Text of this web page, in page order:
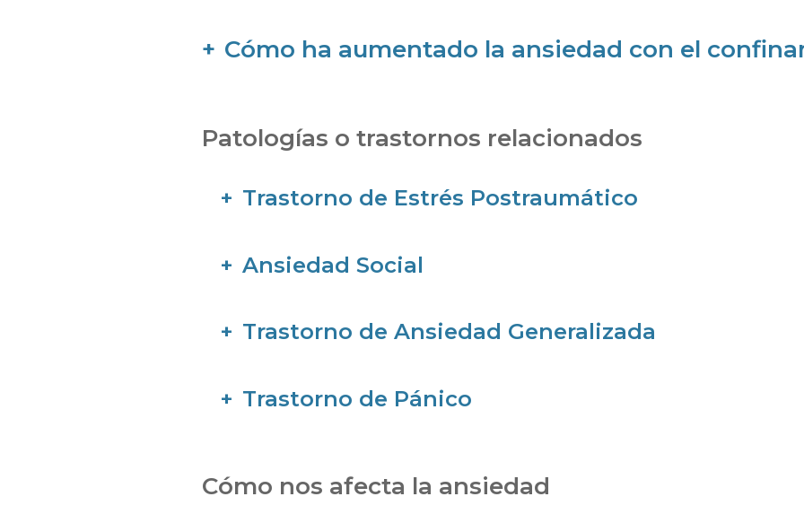
Cómo ha aumentado la ansiedad con el
Patologías o trastornos relacionados
Trastorno de Estrés Postraumático
Ansiedad Social
Trastorno de Ansiedad Generalizada
Trastorno de Pánico
Cómo nos afecta la ansiedad